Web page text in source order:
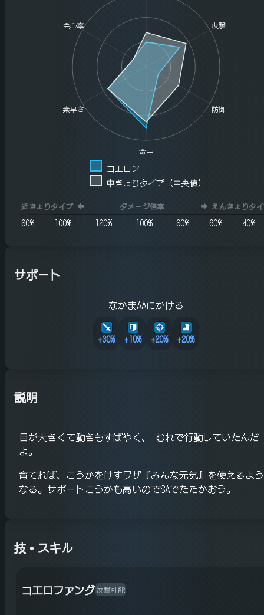
攻撃
防御
命中
素早さ
会心率
コエロン
中きょりタイプ (中央値)
近きょりタイプ⬅️ ダメージ倍率 ➡️ えんきょりタ
80% 100% 120% 100% 80% 60% 40%
サポート
なかまAAにかける
+30% +10% +20% +20%
説明
目が大きくて動きもすばやく、 むれで行動していたんだ
よ。
育てれば、こうかをけすワザ『みんな元気』を使えるよ
なる。サポートこうかも高いのでSAでたたかおう。
技・スキル
コエロファング 反撃可能